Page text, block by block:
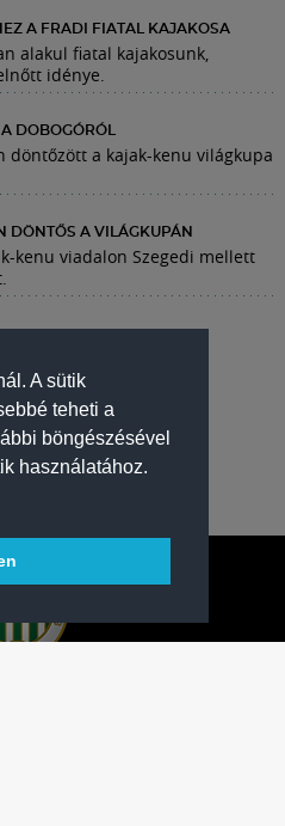
A sütik
teheti a
böngészésével
használatához.
A FRADI FIATAL KAJAKOSA
alakul fiatal kajakosunk,
idénye.
DOBOGÓRÓL
döntőzött a kajak-kenu világkupa
DÖNTŐS A VILÁGKUPÁN
kenu viadalon Szegedi mellett